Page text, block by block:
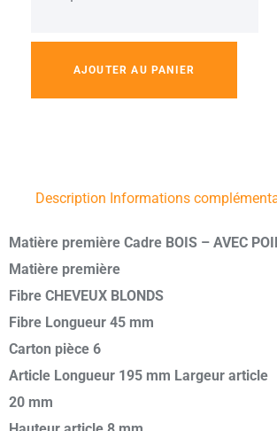
AJOUTER AU PANIER
Description Informations
Matière première Cadre BOIS – AVEC
Matière première
Fibre CHEVEUX BLONDS
Fibre Longueur 45 mm
Carton pièce 6
Article Longueur 195 mm Largeur article
20 mm